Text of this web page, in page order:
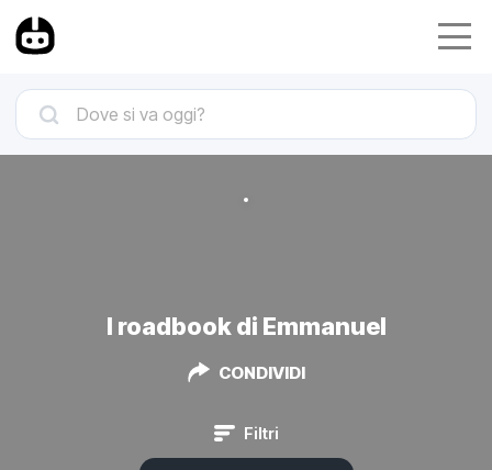
I roadbook di Emmanuel
CONDIVIDI
Filtri